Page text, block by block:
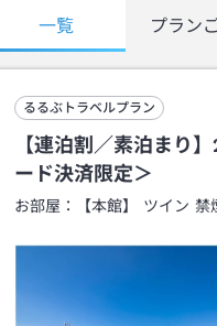
一覧 プラン
るるぶトラベルプラン
【連泊割／素泊まり
ード決済限定＞
お部屋： 【本館】 ツイン 禁